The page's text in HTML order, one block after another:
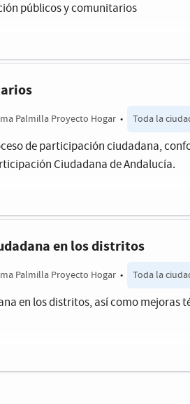
públicos y comunitarios
Palmilla Proyecto Hogar • Toda la
de participación ciudadana,
Ciudadana de Andalucía.
en los distritos
Palmilla Proyecto Hogar • Toda la
en los distritos, así como mejoras